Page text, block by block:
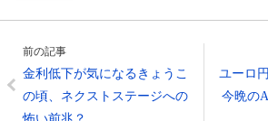
前の記事
金利低下が気になるきょうこ
の頃、ネクストステージへの
ユーロ
今晩の